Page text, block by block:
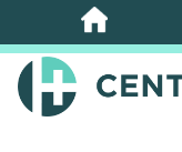
Bỏ
qua
nội